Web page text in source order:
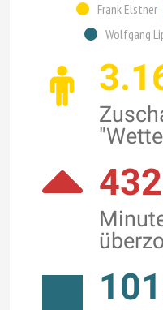
Frank Elstner
Wolfgang